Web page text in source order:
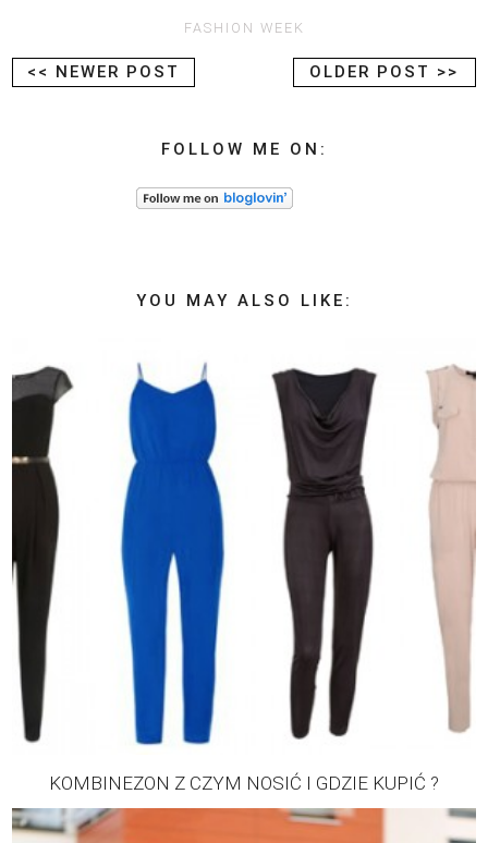
FASHION WEEK
<< NEWER POST OLDER POST >>
FOLLOW ME ON:
YOU MAY ALSO LIKE:
KOMBINEZON Z CZYM NOSIĆ I GDZIE KUPIĆ ?